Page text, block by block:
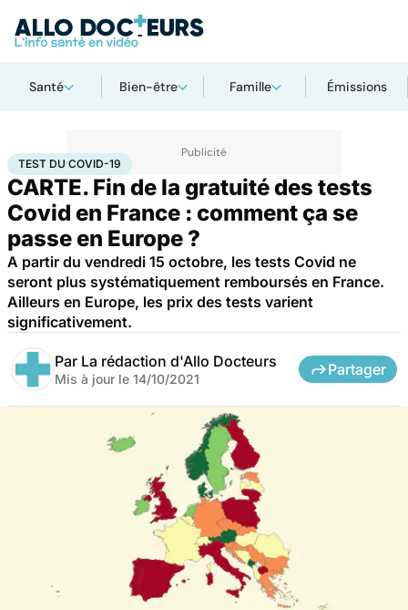
Santé Bien-être Famille Émissions
AccueilSantéMaladiesMaladies infectieuses
TEST DU COVID-19
CARTE. Fin de la gratuité des tests
Covid en France : comment ça se
passe en Europe ?
A partir du vendredi 15 octobre, les tests Covid ne
seront plus systématiquement remboursés en France.
Ailleurs en Europe, les prix des tests varient
significativement.
Par La rédaction d'Allo Docteurs
Mis à jour le 14/10/2021
Partager